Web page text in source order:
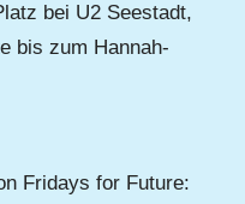
bei U2 Seestadt,
bis zum Hannah-
Fridays for Future: